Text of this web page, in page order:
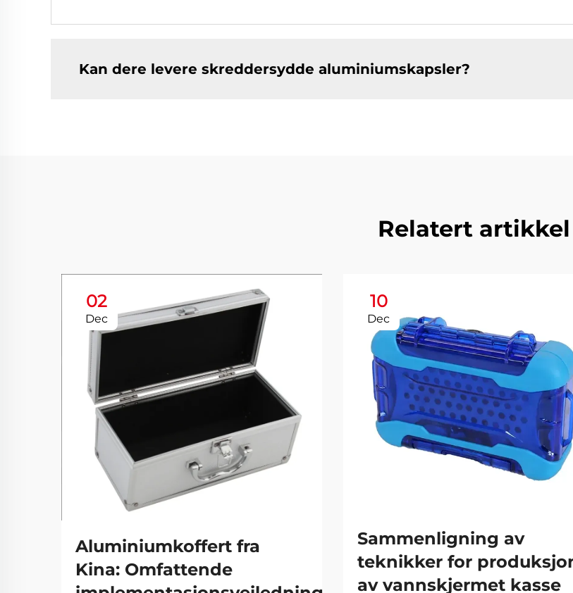
Kan dere levere skreddersydde aluminiumskapsler?
Relatert artikkel
02
Dec
Aluminiumkoffert fra
Kina: Omfattende
10
Dec
Sammenligning av
teknikker for
av vannskjermet kasse